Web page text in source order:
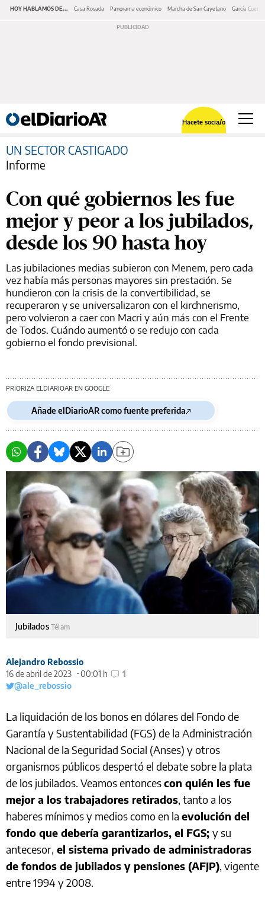
HOY HABLAMOS DE... Casa Rosada Panorama económico Marcha de San Cayetano García Cuerva
Hacete socia/o
UN SECTOR CASTIGADO
Informe
Con qué gobiernos les fue
mejor y peor a los jubilados,
desde los 90 hasta hoy
Las jubilaciones medias subieron con Menem, pero cada
vez había más personas mayores sin prestación. Se
hundieron con la crisis de la convertibilidad, se
recuperaron y se universalizaron con el kirchnerismo,
pero volvieron a caer con Macri y aún más con el Frente
de Todos. Cuándo aumentó o se redujo con cada
gobierno el fondo previsional.
PRIORIZA ELDIARIOAR EN GOOGLE
Añade elDiarioAR como fuente preferida
Jubilados Télam
Alejandro Rebossio
16 de abril de 2023
00:01 h
1
@ale_rebossio
La liquidación de los bonos en dólares del Fondo de
Garantía y Sustentabilidad (FGS) de la Administración
Nacional de la Seguridad Social (Anses) y otros
organismos públicos despertó el debate sobre la plata
de los jubilados. Veamos entoncescon quién les fue
mejor a los trabajadores retirados, tanto a los
haberes mínimos y medios como en la evolución del
fondo que debería garantizarlos, el FGS; y su
antecesor, el sistema privado de administradoras
de fondos de jubilados y pensiones (AFJP), vigente
entre 1994 y 2008.